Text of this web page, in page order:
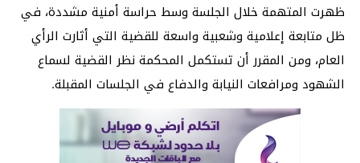
ظهرت المتهمة خلال الجلسة وسط حراسة أمنية مشددة، في
ظل متابعة إعلامية وشعبية واسعة للقضية التي أثارت الرأي
العام، ومن المقرر أن تستكمل المحكمة نظر القضية لسماع
الشهود ومرافعات النيابة والدفاع في الجلسات المقبلة.